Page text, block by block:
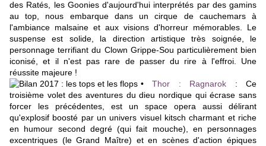
des Ratés, les Goonies d'aujourd'hui interprétés par des gamins
au top, nous embarque dans un cirque de cauchemars à
l'ambiance malsaine et aux visions d'horreur mémorables. Le
suspense est solide, la direction artistique très soignée, le
personnage terrifiant du Clown Grippe-Sou particulièrement bien
iconisé, et il n'est pas rare de passer du rire à l'effroi.
Une
réussite majeure !
•Thor : Ragnarok : Ce
troisième volet des aventures du dieu nordique qui écrase sans
forcer les précédentes, est un space opera aussi délirant
qu'explosif boosté par un univers visuel kitsch charmant et riche
en humour second degré (qui fait mouche), en personnages
excentriques (le Grand Maître) et en scènes d'action épiques